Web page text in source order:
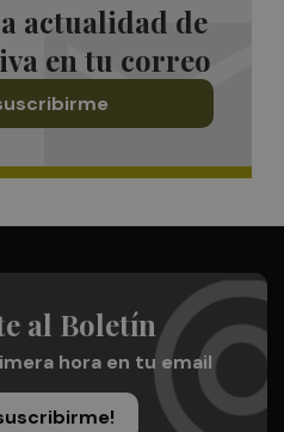
actualidad de
en tu correo
al Boletín
hora en tu email